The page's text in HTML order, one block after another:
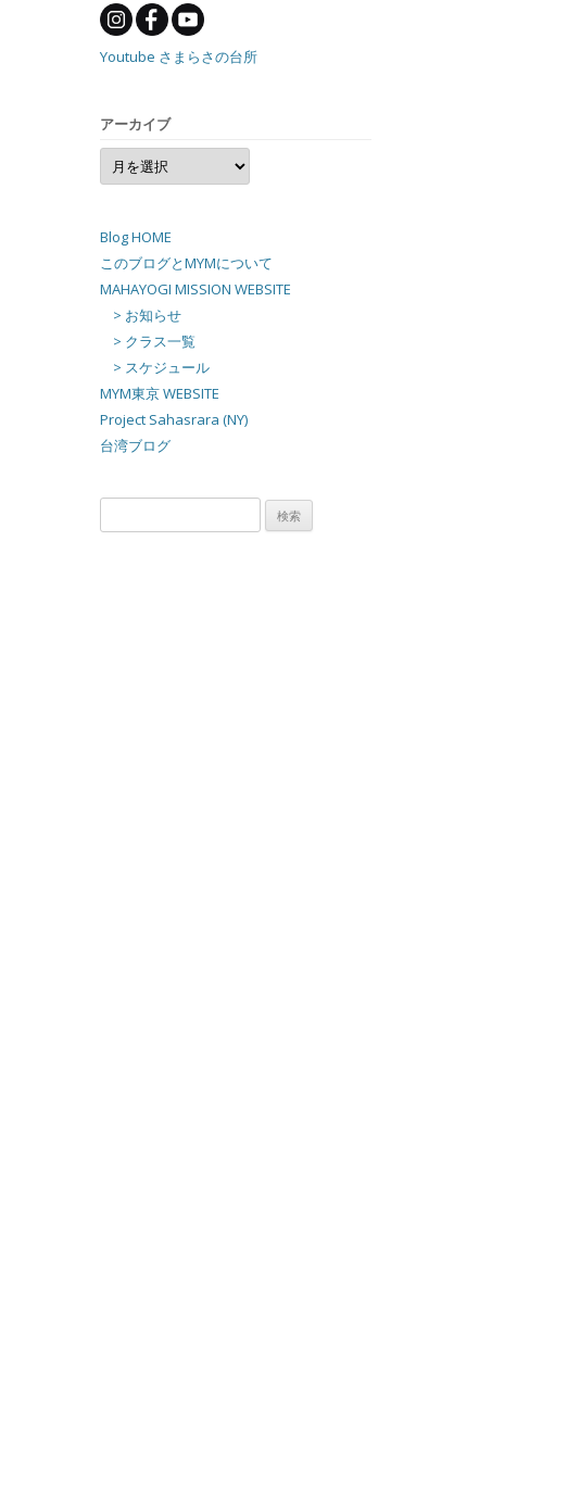
Youtube さまらさの台所
アーカイブ
ア
ー
カ
Blog HOME
このブログとMYMについて
MAHAYOGI MISSION WEBSITE
> お知らせ
> クラス一覧
> スケジュール
MYM東京 WEBSITE
Project Sahasrara (NY)
台湾ブログ
索: